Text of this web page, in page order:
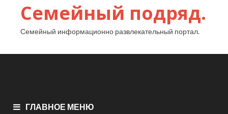
Семейный подряд.
Семейный информационно развлекательный портал.
ГЛАВНОЕ МЕНЮ